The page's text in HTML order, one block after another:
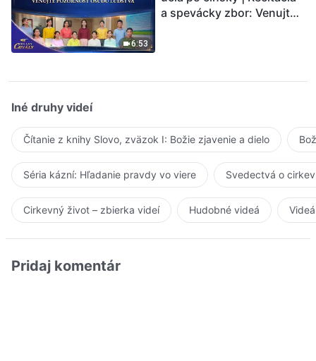
6:53
a spevácky zbor: Venujte
Iné druhy videí
Čítanie z knihy Slovo, zväzok I: Božie zjavenie a dielo
Séria kázní: Hľadanie pravdy vo viere Svedectvá o
Cirkevný život – zbierka videí Hudobné videá
Pridaj komentár